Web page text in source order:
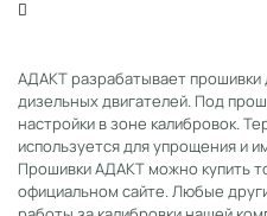
АДАКТ разрабатывает
дизельных двигателей. Под
настройки в зоне калибровок.
используется для упрощения и
Прошивки АДАКТ можно купить
официальном сайте. Любые